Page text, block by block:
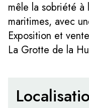
mêle la sobriété à
maritimes, avec
Exposition et
La Grotte de la